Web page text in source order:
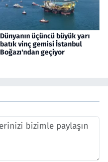
Dünyanın üçüncü büyük yarı
batık vinç gemisi İstanbul
Boğazı'ndan geçiyor